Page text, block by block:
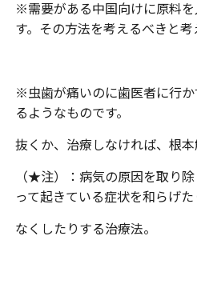
※需要がある中国向けに原料
す。その方法を考えるべきと考
※虫歯が痛いのに歯医者に行
るようなものです。
抜くか、治療しなければ、根本
（★注）：病気の原因を取り
って起きている症状を和らげた
なくしたりする治療法。